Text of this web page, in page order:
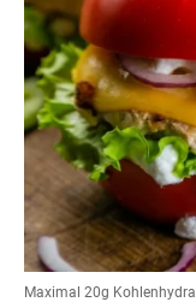
Maximal 20g